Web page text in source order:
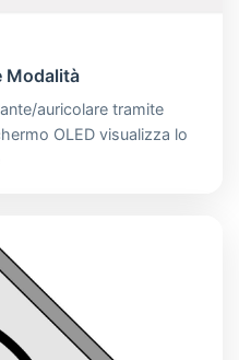
Modalità
auricolare tramite
OLED visualizza lo